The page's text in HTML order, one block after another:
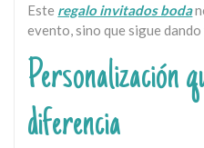
Este regalo invitados boda
evento, sino que sigue dando
Personalización
diferencia